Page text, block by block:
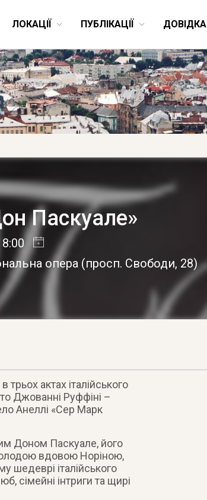
ЛОКАЦІЇ ПУБЛІКАЦІЇ ДОВІДКА
Паскуале»
опера (просп. Свободи, 28)
актах італійського
Джованні Руффіні –
Анеллі «Сер Марк
Доном Паскуале, його
вдовою Норіною,
шедеврі італійського
сімейні інтриги та щирі